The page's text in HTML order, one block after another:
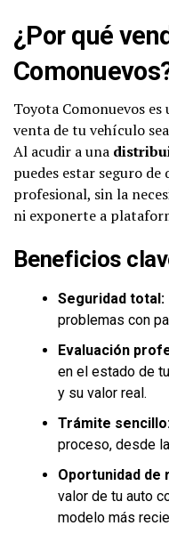
¿Por qué
Toyota Comonuevos
venta de tu vehículo
Al acudir a una
puedes estar seguro
profesional, sin la
ni exponerte a
Beneficios
Seguridad total:
problemas con
Evaluación
en el estado de
y su valor real.
Trámite
proceso, desde
Oportunidad de
valor de tu auto
modelo más